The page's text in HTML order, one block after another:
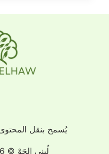
يُسمح بنقل
لُبنى الحَوْ © 2026 لُبنى الحَوْ